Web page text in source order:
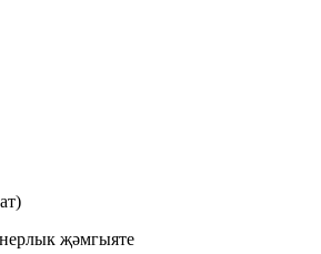
җәмгыяте